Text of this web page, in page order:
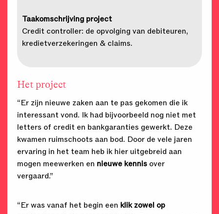
Taakomschrijving project
Credit controller: de opvolging van debiteuren,
kredietverzekeringen & claims.
Het project
“Er zijn nieuwe zaken aan te pas gekomen die ik
interessant vond. Ik had bijvoorbeeld nog niet met
letters of credit en bankgaranties gewerkt. Deze
kwamen ruimschoots aan bod. Door de vele jaren
ervaring in het team heb ik hier uitgebreid aan
mogen meewerken en nieuwe kennis over
vergaard.”
“Er was vanaf het begin een klik zowel op